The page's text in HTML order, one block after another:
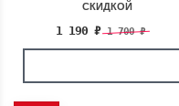
СКИДКОЙ
1 190 ₽ 1 700₽